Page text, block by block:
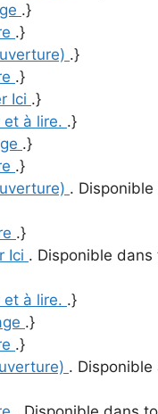
.}
.}
.}
.}
Ici .}
et à lire. .}
.}
.}
. Disponible
.}
Ici . Disponible
et à lire. .}
.}
.}
. Disponible